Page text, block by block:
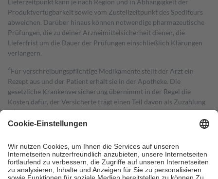
Lieferzeitpunkt kann je nach Region und in Abhängigkeit der
Produktverfügbarkeit sowie vom Zustellzeitpunkt des Spediteurs
abweichen. Darüber hinaus können notwendige pharmazeutische
Prüfungen, die zu deiner Arzneimittelsicherheit dienen, die
Lieferfrist um die Dauer der Prüfungen einschließlich Klärungen
verlängern.
4Für verschreibungspflichtige Medikamente stellt der Arzt ein
Rezept aus und der Patient erhält sie in der Apotheke. Die
gesetzliche Krankenversicherung übernimmt in der Regel die
Kosten dafür, der Versicherte trägt einen Teil davon als Zuzahlung
mit.
Grundsätzlich leisten Mitglieder Zuzahlungen in Höhe von zehn
höchstens zehn Euro.
Es sind jedoch nie mehr als die tatsächlichen
Kosten der Leistung zu entrichten.
Diese Regeln gelten grundsätzlich auch für Online-Apotheken.
Bei Heilmitteln und häuslicher Krankenpflege beträgt die